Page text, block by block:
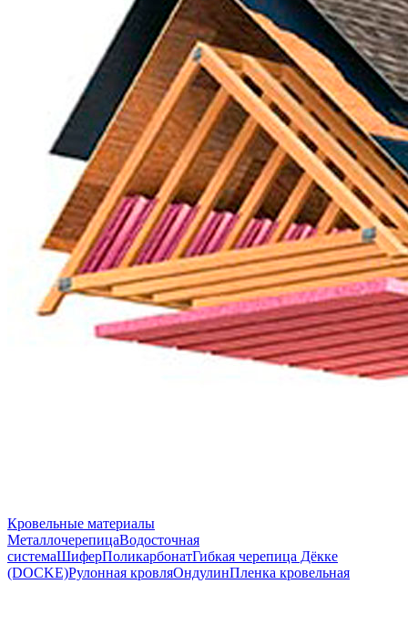
Кровельные материалы
МеталлочерепицаВодосточная
системаШиферПоликарбонатГибкая черепица Дёкке
(DOCKE)Рулонная кровляОндулинПленка кровельная